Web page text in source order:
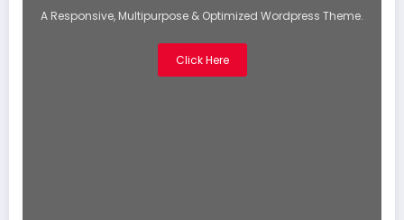
A Responsive, Multipurpose & Optimized Wordpress Theme.
Click Here